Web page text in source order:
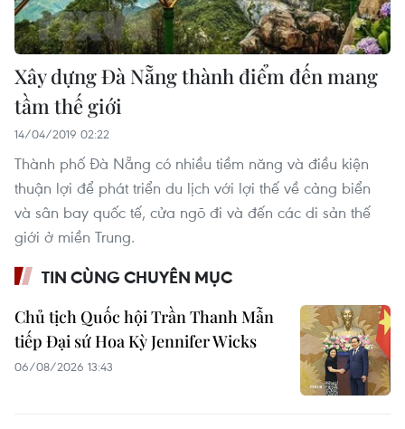
Xây dựng Đà Nẵng thành điểm đến mang
tầm thế giới
14/04/2019 02:22
Thành phố Đà Nẵng có nhiều tiềm năng và điều kiện
thuận lợi để phát triển du lịch với lợi thế về cảng biển
và sân bay quốc tế, cửa ngõ đi và đến các di sản thế
giới ở miền Trung.
TIN CÙNG CHUYÊN MỤC
Chủ tịch Quốc hội Trần Thanh Mẫn
tiếp Đại sứ Hoa Kỳ Jennifer Wicks
06/08/2026 13:43